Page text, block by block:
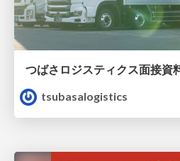
つばさロジスティクス面接資
tsubasalogistics